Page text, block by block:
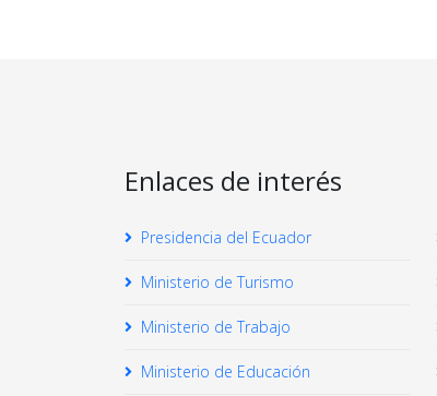
Enlaces de interés
Presidencia del Ecuador
Ministerio de Turismo
Ministerio de Trabajo
Ministerio de Educación